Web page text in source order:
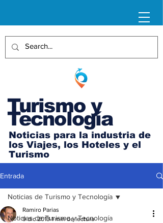
Turismo y
Tecnología
Noticias para la industria de
los Viajes, los Hoteles y el
Turismo
Entrada
Noticias de Turismo y Tecnología
Noticias de Turismo y Tecnología
Ramiro Parias
9 dic 2013 1 min de lectura